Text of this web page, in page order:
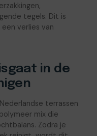
tegels. Dit is
verlies van
in de
terrassen
mix die
Zodra je